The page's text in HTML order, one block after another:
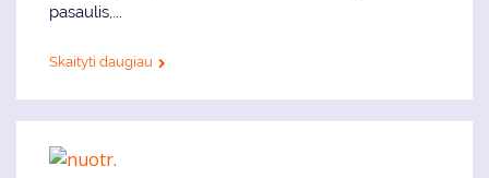
pasaulis,...
Skaityti daugiau